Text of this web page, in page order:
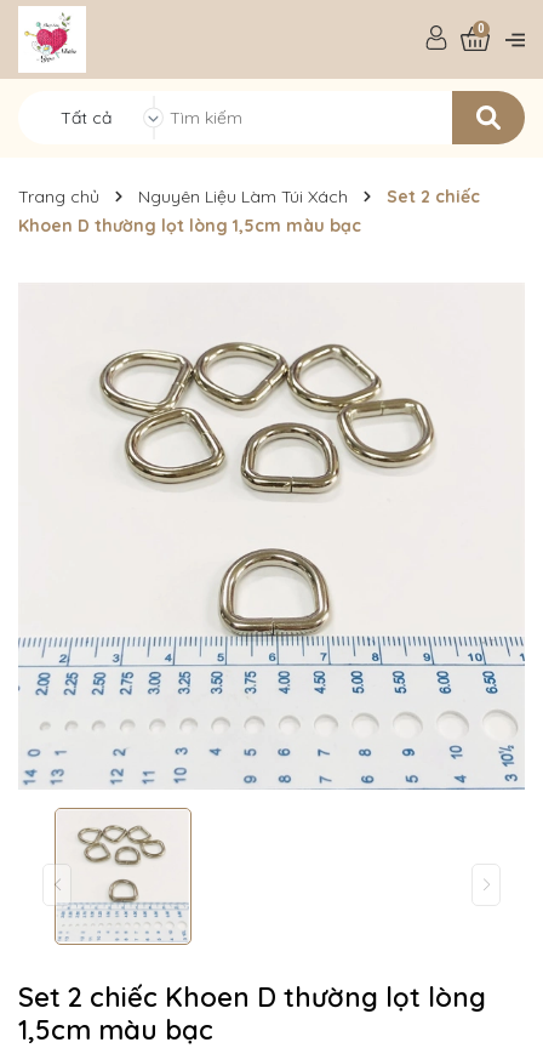
Tất cả
0
Trang chủ Nguyên Liệu Làm Túi Xách
Set 2 chiếc
Khoen D thường lọt lòng 1,5cm màu bạc
Set 2 chiếc Khoen D thường lọt lòng
1,5cm màu bạc